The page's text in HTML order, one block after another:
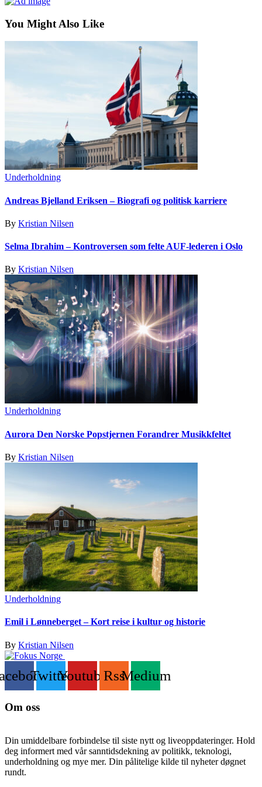
You Might Also Like
Underholdning
Andreas Bjelland Eriksen – Biografi og politisk karriere
By Kristian Nilsen
Selma Ibrahim – Kontroversen som felte AUF-lederen i Oslo
By Kristian Nilsen
Underholdning
Aurora Den Norske Popstjernen Forandrer Musikkfeltet
By Kristian Nilsen
Underholdning
Emil i Lønneberget – Kort reise i kultur og historie
By Kristian Nilsen
TwitterYoutubeRssMedium
Om oss
Din umiddelbare forbindelse til siste nytt og liveoppdateringer. Hold
deg informert med vår sanntidsdekning av politikk, teknologi,
underholdning og mye mer. Din pålitelige kilde til nyheter døgnet
rundt.